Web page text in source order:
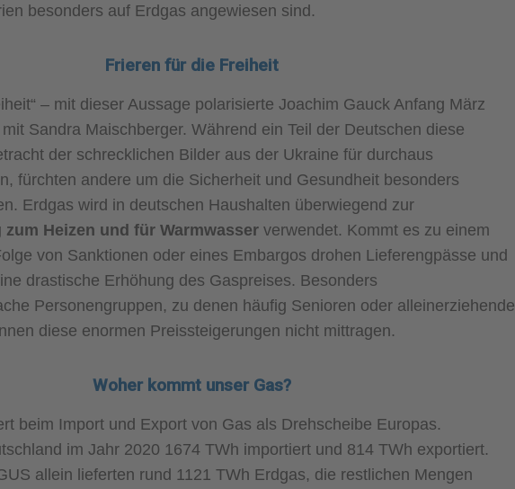
besonders auf Erdgas angewiesen sind.
Frieren für die Freiheit
– mit dieser Aussage polarisierte Joachim Gauck Anfang März
Sandra Maischberger. Während ein Teil der Deutschen diese
der schrecklichen Bilder aus der Ukraine für durchaus
fürchten andere um die Sicherheit und Gesundheit besonders
Erdgas wird in deutschen Haushalten überwiegend zur
zum Heizen und für Warmwasserverwendet. Kommt es zu einem
von Sanktionen oder eines Embargos drohen Lieferengpässe und
drastische Erhöhung des Gaspreises. Besonders
Personengruppen, zu denen häufig Senioren oder alleinerziehende
diese enormen Preissteigerungen nicht mittragen.
Woher kommt unser Gas?
beim Import und Export von Gas als Drehscheibe Europas.
im Jahr 2020 1674 TWh importiert und 814 TWh exportiert.
allein lieferten rund 1121 TWh Erdgas, die restlichen Mengen